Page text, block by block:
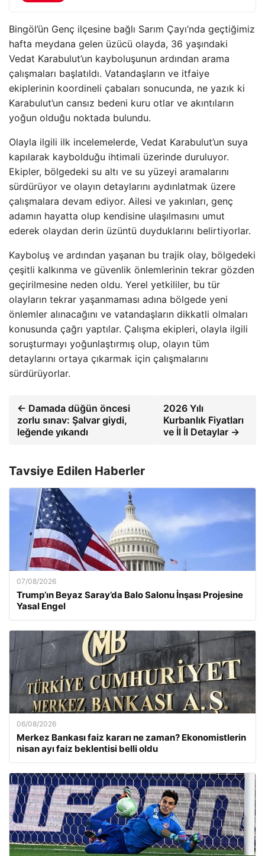
Bingöl’ün Genç ilçesine bağlı Sarım Çayı’nda geçtiğimiz
hafta meydana gelen üzücü olayda, 36 yaşındaki
Vedat Karabulut’un kayboluşunun ardından arama
çalışmaları başlatıldı. Vatandaşların ve itfaiye
ekiplerinin koordineli çabaları sonucunda, ne yazık ki
Karabulut’un cansız bedeni kuru otlar ve akıntıların
yoğun olduğu noktada bulundu.
Olayla ilgili ilk incelemelerde, Vedat Karabulut’un suya
kapılarak kaybolduğu ihtimali üzerinde duruluyor.
Ekipler, bölgedeki su altı ve su yüzeyi aramalarını
sürdürüyor ve olayın detaylarını aydınlatmak üzere
çalışmalara devam ediyor. Ailesi ve yakınları, genç
adamın hayatta olup kendisine ulaşılmasını umut
ederek olaydan derin üzüntü duyduklarını belirtiyorlar.
Kayboluş ve ardından yaşanan bu trajik olay, bölgedeki
çeşitli kalkınma ve güvenlik önlemlerinin tekrar gözden
geçirilmesine neden oldu. Yerel yetkililer, bu tür
olayların tekrar yaşanmaması adına bölgede yeni
önlemler alınacağını ve vatandaşların dikkatli olmaları
konusunda çağrı yaptılar. Çalışma ekipleri, olayla ilgili
soruşturmayı yoğunlaştırmış olup, olayın tüm
detaylarını ortaya çıkarmak için çalışmalarını
sürdürüyorlar.
← Damada düğün öncesi
zorlu sınav: Şalvar giydi,
leğende yıkandı
2026 Yılı
Kurbanlık Fiyatları
ve İl İl Detaylar →
Tavsiye Edilen Haberler
07/08/2026
Trump’ın Beyaz Saray’da Balo Salonu İnşası Projesine
Yasal Engel
06/08/2026
Merkez Bankası faiz kararı ne zaman? Ekonomistlerin
nisan ayı faiz beklentisi belli oldu